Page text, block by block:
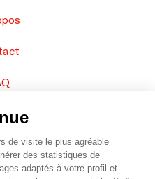
produits
site
de visite le plus agréable
des statistiques de
adaptés à votre profil et